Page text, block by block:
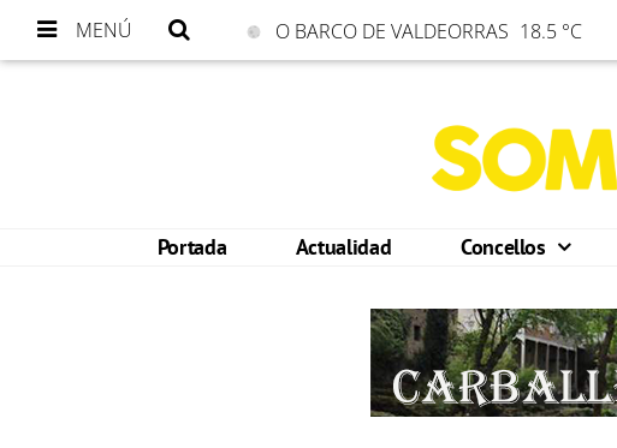
MENÚ O BARCO DE VALDEORRAS 18.5 °C
Portada Actualidad Concellos